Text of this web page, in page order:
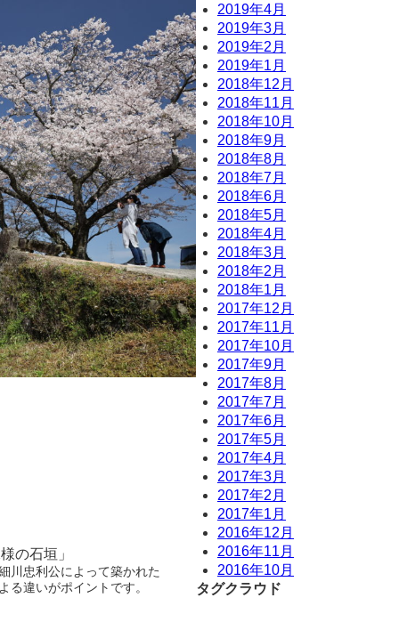
の石垣」
川忠利公によって築かれた
る違いがポイントです。
2019年4月
2019年3月
2019年2月
2019年1月
2018年12月
2018年11月
2018年10月
2018年9月
2018年8月
2018年7月
2018年6月
2018年5月
2018年4月
2018年3月
2018年2月
2018年1月
2017年12月
2017年11月
2017年10月
2017年9月
2017年8月
2017年7月
2017年6月
2017年5月
2017年4月
2017年3月
2017年2月
2017年1月
2016年12月
2016年11月
2016年10月
タグクラウド